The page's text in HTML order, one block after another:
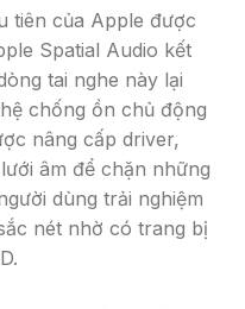
tiên của Apple được
Spatial Audio kết
tai nghe này lại
chống ồn chủ động
nâng cấp driver,
âm để chặn những
dùng trải nghiệm
nét nhờ có trang bị